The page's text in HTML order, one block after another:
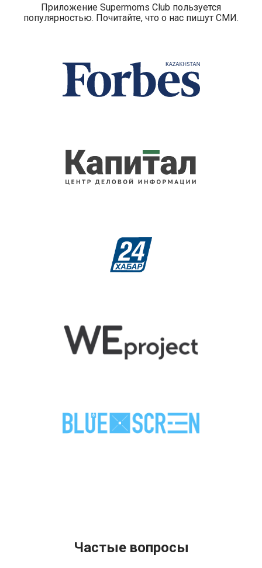
Приложение Supermoms Club пользуется
популярностью. Почитайте, что о нас пишут СМИ.
Частые вопросы